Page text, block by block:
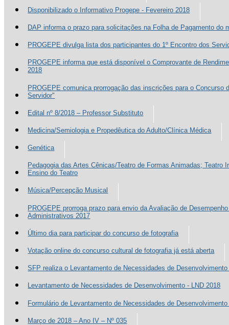
Disponibilizado o Informativo Progepe - Fevereiro 2018
DAP informa o prazo para solicitações na Folha de Pagamento do
PROGEPE divulga lista dos participantes do 1º Encontro dos
PROGEPE informa que está disponível o Comprovante de
2018
PROGEPE comunica prorrogação das inscrições para o Concurso
Servidor"
Edital nº 8/2018 – Professor Substituto
Medicina/Semiologia e Propedêutica do Adulto/Clínica Médica
Genética
Pedagogia das Artes Cênicas/Teatro de Formas Animadas; Teatro
Ensino do Teatro
Música/Percepção Musical
PROGEPE prorroga prazo para envio da Avaliação de
Administrativos 2017
Último dia para participar do concurso de fotografia
Votação online do concurso cultural de fotografia já está aberta
SFP realiza o Levantamento de Necessidades de Desenvolvimento
Levantamento de Necessidades de Desenvolvimento - LND 2018
Formulário de Levantamento de Necessidades de
Março de 2018 – Ano IV – Nº 035